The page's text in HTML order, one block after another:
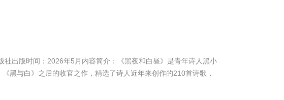
社出版时间：2026年5月内容简介：《黑夜和白昼》是青年诗人黑小
黑与白》之后的收官之作，精选了诗人近年来创作的210首诗歌，